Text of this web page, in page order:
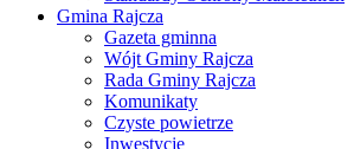
Gmina Rajcza
Gazeta gminna
Wójt Gminy Rajcza
Rada Gminy Rajcza
Komunikaty
Czyste powietrze
Inwestycje